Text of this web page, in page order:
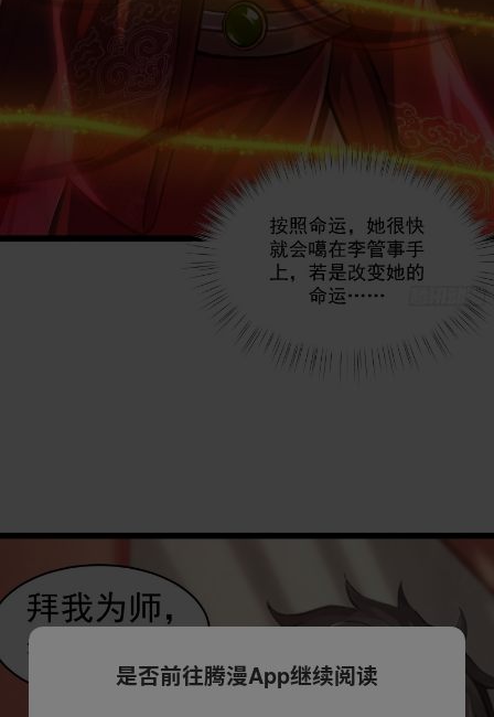
是否前往腾漫App继续阅读